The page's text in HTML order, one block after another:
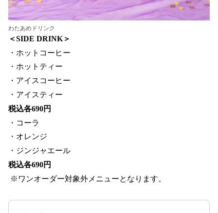
わたあめドリンク
＜SIDE DRINK＞
・ホットコーヒー
・ホットティー
・アイスコーヒー
・アイスティー
税込各690円
・コーラ
・オレンジ
・ジンジャエール
税込各690円
※ワンオーダー対象外メニューとなります。